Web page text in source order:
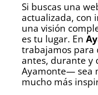
Si buscas una
actualizada, con
una visión
es tu lugar. En
trabajamos
antes, durante y
Ayamonte— sea
mucho más